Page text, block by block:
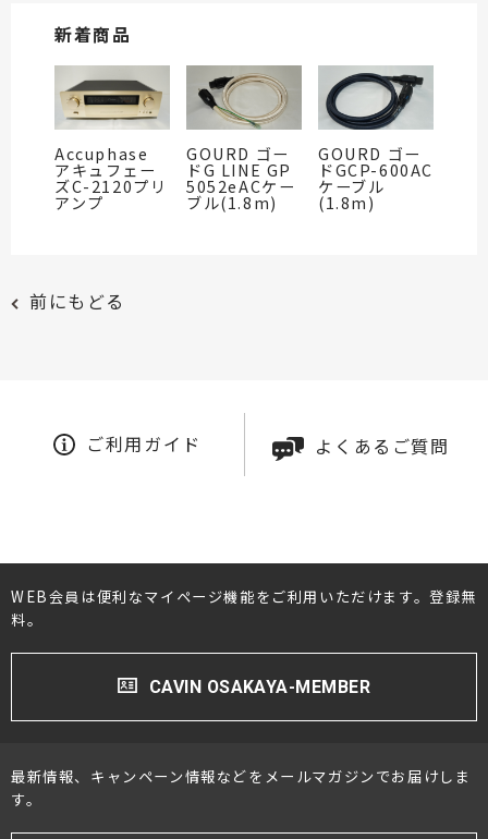
新着商品
Accuphase
アキュフェー
ズC-2120プリ
アンプ
GOURD ゴー
ドG LINE GP
5052eACケー
ブル(1.8m)
GOURD ゴー
ドGCP-600AC
ケーブル
(1.8m)
前にもどる
ご利用ガイド よくあるご質問
WEB会員は便利なマイページ機能をご利用いただけます。登録無
料。
CAVIN OSAKAYA-MEMBER
最新情報、キャンペーン情報などをメールマガジンでお届けしま
す。